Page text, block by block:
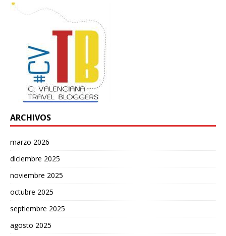
ARCHIVOS
marzo 2026
diciembre 2025
noviembre 2025
octubre 2025
septiembre 2025
agosto 2025